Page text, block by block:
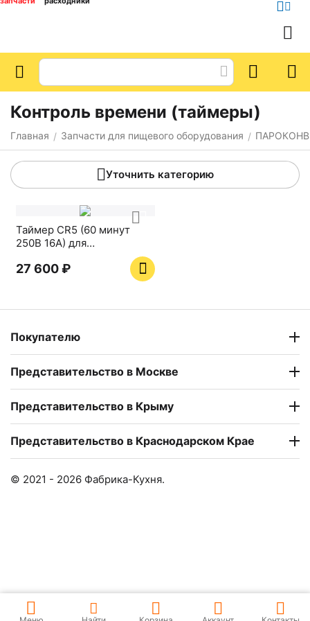
Контроль времени (таймеры)
Главная / Запчасти для пищевого оборудования /
Уточнить категорию
Таймер CR5 (60 минут
250В 16А) для
27 600 ₽
Покупателю
Представительство в Москве
Представительство в Крыму
Представительство в Краснодарском Крае
© 2021 - 2026 Фабрика-Кухня.